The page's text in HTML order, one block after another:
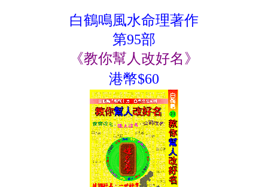
白鶴鳴風水命理著作
第95部
《教你幫人改好名》
港幣$60